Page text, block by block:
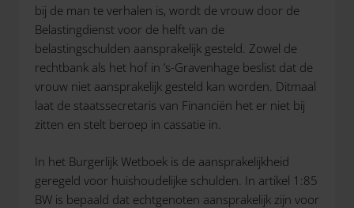
bij de man te verhalen is, wordt de vrouw door de
Belastingdienst voor de helft van de
belastingschulden aansprakelijk gesteld. Zowel de
rechtbank als het hof in ’s-Gravenhage beslist dat de
vrouw niet aansprakelijk gesteld kan worden. Ditmaal
laat de staatssecretaris van Financiën het er niet bij
zitten en stelt beroep in cassatie in.
In het Burgerlijk Wetboek is de aansprakelijkheid
geregeld voor huishoudelijke schulden. In artikel 1:85
BW is bepaald dat echtgenoten aansprakelijk zijn voor